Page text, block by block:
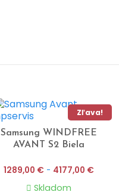
Zľava!
Samsung WINDFREE
AVANT S2 Biela
1289,00 € - 4177,00 €
Skladom